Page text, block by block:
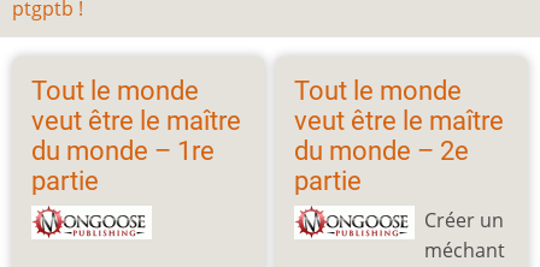
ptgptb !
Tout le monde
veut être le maître
du monde – 1re
partie
Tout le monde
veut être le maître
du monde – 2e
partie
Créer un
méchant